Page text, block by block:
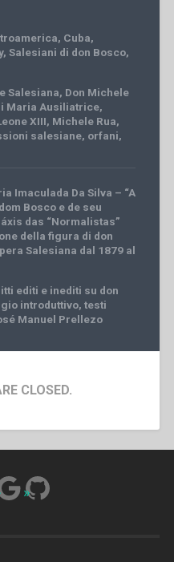
, Cuba,
, Salesiani di don Bosco,
Salesiana, Don Michele
Maria Ausiliatrice,
XIII, Michele Rua,
salesiane, orfani,
Imaculada Da Silva – “A
Bosco e de seu
das “Normalistas”
della figura di don
Salesiana dal 1879 al
editi e inediti su don
introduttivo, testi
Manuel Prellezo
CLOSED.
GitHub